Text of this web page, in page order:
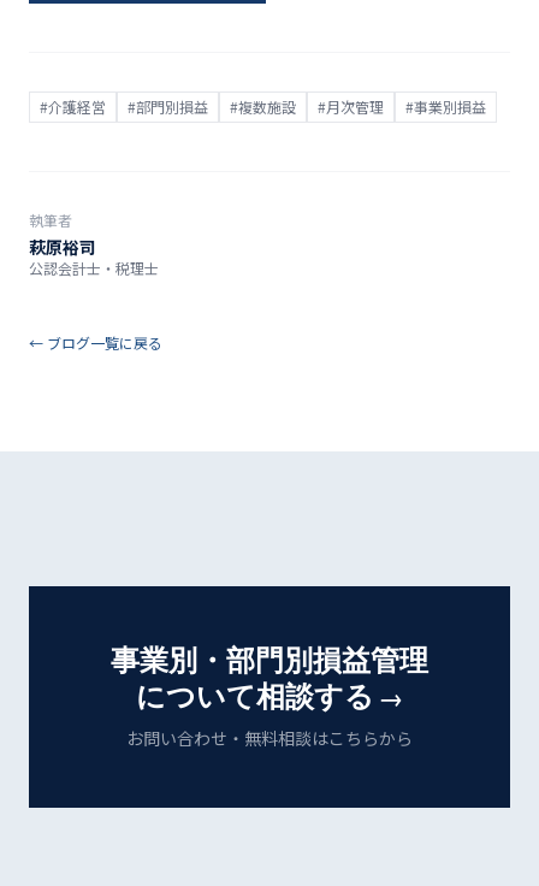
#介護経営 #部門別損益 #複数施設 #月次管理 #事業別損益
執筆者
萩原裕司
公認会計士・税理士
← ブログ一覧に戻る
事業別・部門別損益管理
について相談する →
お問い合わせ・無料相談はこちらから